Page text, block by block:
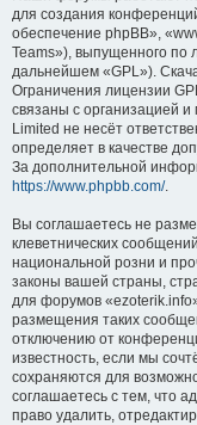
для создания
обеспечение phpBB»,
Teams»), выпущенного по
дальнейшем «GPL»).
Ограничения лицензии
связаны с организацией
Limited не несёт
определяет в качестве
За дополнительной
https://www.phpbb.com/.
Вы соглашаетесь не
клеветнических
национальной розни и
законы вашей страны,
для форумов
размещения таких
отключению от
известность, если мы
сохраняются для
соглашаетесь с тем, что
право удалить,